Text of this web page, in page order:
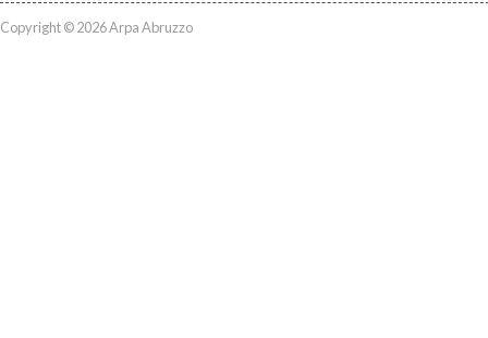
Copyright © 2026 Arpa Abruzzo